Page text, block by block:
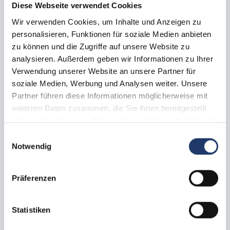
Diese Webseite verwendet Cookies
Wir verwenden Cookies, um Inhalte und Anzeigen zu
personalisieren, Funktionen für soziale Medien anbieten
zu können und die Zugriffe auf unsere Website zu
analysieren. Außerdem geben wir Informationen zu Ihrer
Verwendung unserer Website an unsere Partner für
soziale Medien, Werbung und Analysen weiter. Unsere
Partner führen diese Informationen möglicherweise mit
weiteren Daten zusammen, die Sie ihnen bereitgestellt
haben oder die sie im Rahmen Ihrer Nutzung der Dienste
Notwendig
Präferenzen
Statistiken
In der Nähe des Meeres 10 Ampere Strom
kann dazu gebucht werden: eigenes Badezimmer
Reisezeitraum nicht verfügbar
Alternative finden